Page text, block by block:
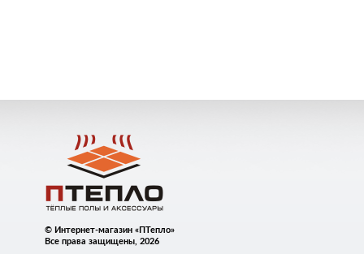
© Интернет-магазин «ПТепло»
Все права защищены, 2026